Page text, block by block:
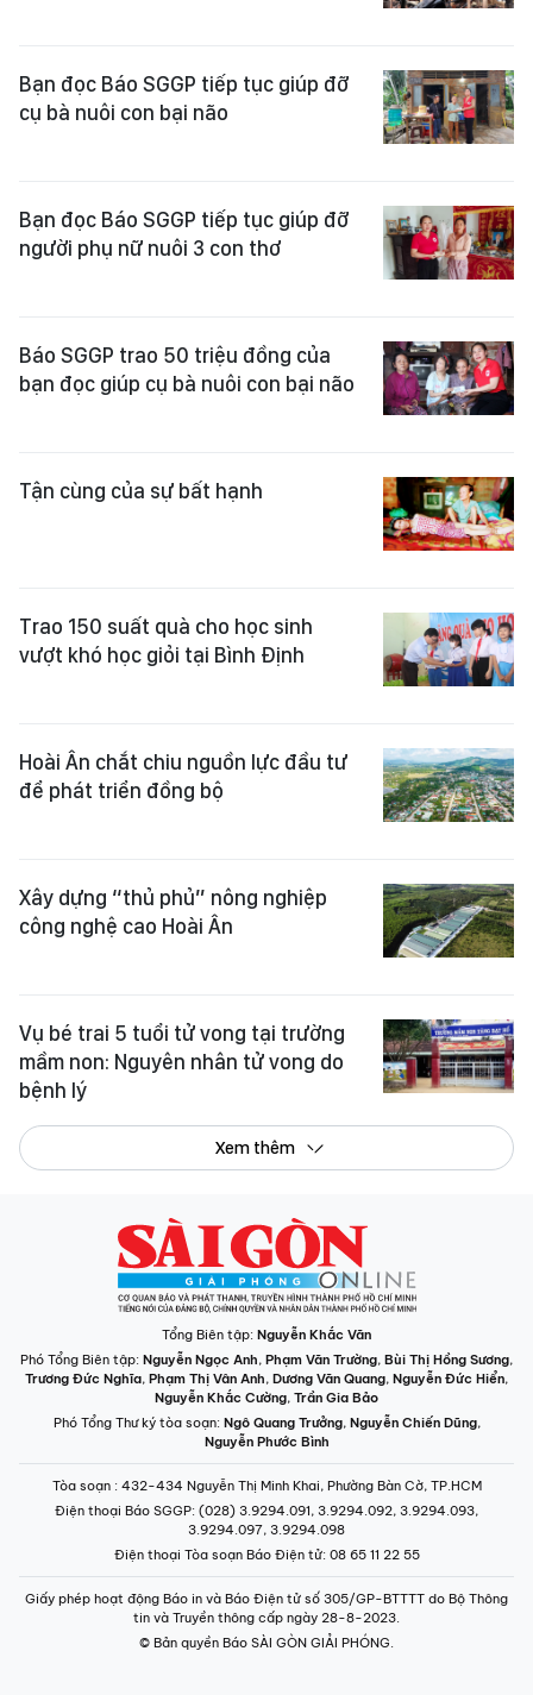
Bạn đọc Báo SGGP tiếp tục giúp đỡ
cụ bà nuôi con bại não
Bạn đọc Báo SGGP tiếp tục giúp đỡ
người phụ nữ nuôi 3 con thơ
Báo SGGP trao 50 triệu đồng của
bạn đọc giúp cụ bà nuôi con bại não
Tận cùng của sự bất hạnh
Trao 150 suất quà cho học sinh
vượt khó học giỏi tại Bình Định
Hoài Ân chắt chiu nguồn lực đầu tư
để phát triển đồng bộ
Xây dựng “thủ phủ” nông nghiệp
công nghệ cao Hoài Ân
Vụ bé trai 5 tuổi tử vong tại trường
mầm non: Nguyên nhân tử vong do
bệnh lý
Xem thêm
Tổng Biên tập: Nguyễn Khắc Văn
Phó Tổng Biên tập: Nguyễn Ngọc Anh, Phạm Văn Trường, Bùi Thị Hồng Sương,
Trương Đức Nghĩa, Phạm Thị Vân Anh, Dương Văn Quang, Nguyễn Đức Hiển,
Nguyễn Khắc Cường, Trần Gia Bảo
Phó Tổng Thư ký tòa soạn: Ngô Quang Trưởng, Nguyễn Chiến Dũng,
Nguyễn Phước Bình
Tòa soạn : 432-434 Nguyễn Thị Minh Khai, Phường Bàn Cờ, TP.HCM
Điện thoại Báo SGGP: (028) 3.9294.091, 3.9294.092, 3.9294.093,
3.9294.097, 3.9294.098
Điện thoại Tòa soạn Báo Điện tử: 08 65 11 22 55
Giấy phép hoạt động Báo in và Báo Điện tử số 305/GP-BTTTT do Bộ Thông
tin và Truyền thông cấp ngày 28-8-2023.
© Bản quyền Báo SÀI GÒN GIẢI PHÓNG.